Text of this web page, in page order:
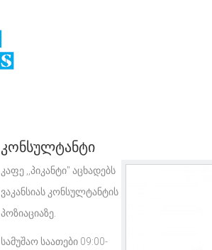
კონსულტანტი
კაფე ,,პიკანტი" აცხადებს
ვაკანსიას კონსულტანტის
პოზიაციაზე.
სამუშაო საათები 09:00-